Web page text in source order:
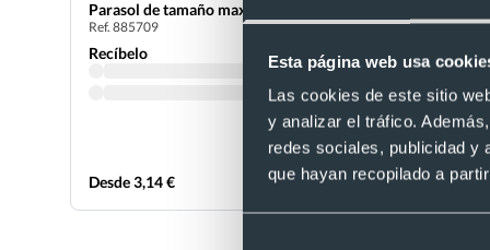
Esta página web usa
Las cookies de este sitio
y analizar el tráfico.
redes sociales, publicidad y
que hayan recopilado a
Ref. 885709
Recíbelo
Desde 3,14 €
con
Recíbelo
Desde